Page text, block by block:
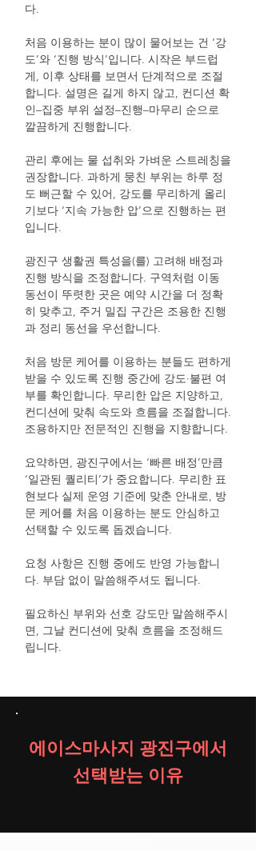
다.
처음 이용하는 분이 많이 물어보는 건 ‘강
도’와 ‘진행 방식’입니다. 시작은 부드럽
게, 이후 상태를 보면서 단계적으로 조절
합니다. 설명은 길게 하지 않고, 컨디션 확
인–집중 부위 설정–진행–마무리 순으로
깔끔하게 진행합니다.
관리 후에는 물 섭취와 가벼운 스트레칭을
권장합니다. 과하게 뭉친 부위는 하루 정
도 뻐근할 수 있어, 강도를 무리하게 올리
기보다 ‘지속 가능한 압’으로 진행하는 편
입니다.
광진구 생활권 특성을(를) 고려해 배정과
진행 방식을 조정합니다. 구역처럼 이동
동선이 뚜렷한 곳은 예약 시간을 더 정확
히 맞추고, 주거 밀집 구간은 조용한 진행
과 정리 동선을 우선합니다.
처음 방문 케어를 이용하는 분들도 편하게
받을 수 있도록 진행 중간에 강도·불편 여
부를 확인합니다. 무리한 압은 지양하고,
컨디션에 맞춰 속도와 흐름을 조절합니다.
조용하지만 전문적인 진행을 지향합니다.
요약하면, 광진구에서는 ‘빠른 배정’만큼
‘일관된 퀄리티’가 중요합니다. 무리한 표
현보다 실제 운영 기준에 맞춘 안내로, 방
문 케어를 처음 이용하는 분도 안심하고
선택할 수 있도록 돕겠습니다.
요청 사항은 진행 중에도 반영 가능합니
다. 부담 없이 말씀해주셔도 됩니다.
필요하신 부위와 선호 강도만 말씀해주시
면, 그날 컨디션에 맞춰 흐름을 조정해드
립니다.
에이스마사지 광진구에서
선택받는 이유